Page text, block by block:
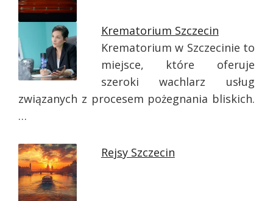
Krematorium Szczecin
Krematorium w Szczecinie to
miejsce, które oferuje
szeroki wachlarz usług
związanych z procesem pożegnania bliskich.
…
Rejsy Szczecin